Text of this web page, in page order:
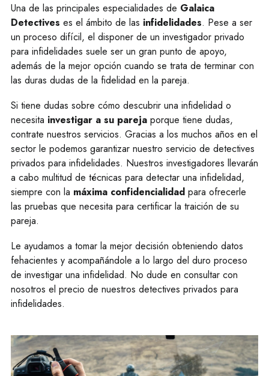
Una de las principales especialidades de Galaica
Detectives es el ámbito de las infidelidades. Pese a ser
un proceso difícil, el disponer de un investigador privado
para infidelidades suele ser un gran punto de apoyo,
además de la mejor opción cuando se trata de terminar con
las duras dudas de la fidelidad en la pareja.
Si tiene dudas sobre cómo descubrir una infidelidad o
necesita investigar a su pareja porque tiene dudas,
contrate nuestros servicios. Gracias a los muchos años en el
sector le podemos garantizar nuestro servicio de detectives
privados para infidelidades. Nuestros investigadores llevarán
a cabo multitud de técnicas para detectar una infidelidad,
siempre con la máxima confidencialidad para ofrecerle
las pruebas que necesita para certificar la traición de su
pareja.
Le ayudamos a tomar la mejor decisión obteniendo datos
fehacientes y acompañándole a lo largo del duro proceso
de investigar una infidelidad. No dude en consultar con
nosotros el precio de nuestros detectives privados para
infidelidades.